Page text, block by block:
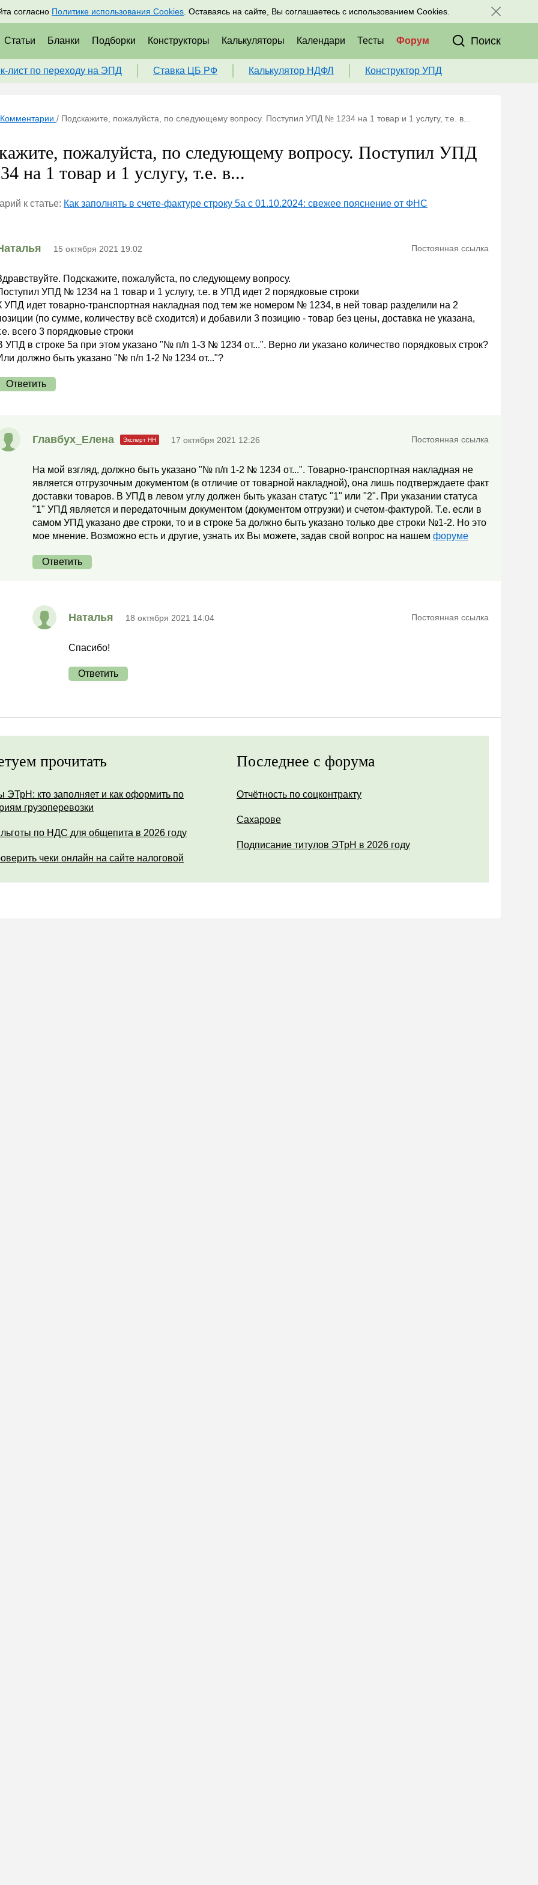
согласно Политике использования Cookies . Оставаясь на сайте, Вы соглашаетесь с использованием Cookies.
Подписаться Присоединяйтесь к нам в соц. сетях:
Статьи Бланки Подборки Конструкторы Калькуляторы Календари Тесты Форум Поиск
лист по переходу на ЭПД Ставка ЦБ РФ Калькулятор НДФЛ Конструктор УПД
Комментарии / Подскажите, пожалуйста, по следующему вопросу. Поступил УПД № 1234 на 1 товар и 1 услугу, т.е. в...
пожалуйста, по следующему вопросу. Поступил УПД
на 1 товар и 1 услугу, т.е. в...
к статье: Как заполнять в счете-фактуре строку 5а с 01.10.2024: свежее пояснение от ФНС
15 октября 2021 19:02 Постоянная ссылка
Подскажите, пожалуйста, по следующему вопросу.
УПД № 1234 на 1 товар и 1 услугу, т.е. в УПД идет 2 порядковые строки
УПД идет товарно-транспортная накладная под тем же номером № 1234, в ней товар разделили на 2
(по сумме, количеству всё сходится) и добавили 3 позицию - товар без цены, доставка не указана,
всего 3 порядковые строки
УПД в строке 5а при этом указано "№ п/п 1-3 № 1234 от...". Верно ли указано количество порядковых строк?
должно быть указано "№ п/п 1-2 № 1234 от..."?
Ответить
Главбух_Елена 17 октября 2021 12:26 Постоянная ссылка
На мой взгляд, должно быть указано "№ п/п 1-2 № 1234 от...". Товарно-транспортная накладная не
является отгрузочным документом (в отличие от товарной накладной), она лишь подтверждаете факт
доставки товаров. В УПД в левом углу должен быть указан статус "1" или "2". При указании статуса
"1" УПД является и передаточным документом (документом отгрузки) и счетом-фактурой. Т.е. если в
самом УПД указано две строки, то и в строке 5а должно быть указано только две строки №1-2. Но это
мое мнение. Возможно есть и другие, узнать их Вы можете, задав свой вопрос на нашем форуме
Ответить
Наталья 18 октября 2021 14:04 Постоянная ссылка
Спасибо!
Ответить
прочитать
ЭТрН: кто заполняет и как оформить по
грузоперевозки
льготы по НДС для общепита в 2026 году
чеки онлайн на сайте налоговой
Последнее с форума
Отчётность по соцконтракту
Сахарове
Подписание титулов ЭТрН в 2026 году